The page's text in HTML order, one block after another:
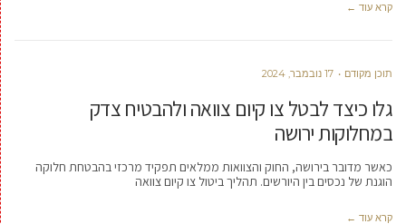
קרא עוד ←
תוכן מקודם 17 נובמבר, 2024
גלו כיצד לבטל צו קיום צוואה ולהבטיח צדק
במחלוקות ירושה‏
כאשר מדובר בירושה, החוק והצוואות ממלאים תפקיד מרכזי בהבטחת חלוקה
הוגנת של נכסים בין היורשים. תהליך ביטול צו קיום צוואה
קרא עוד ←